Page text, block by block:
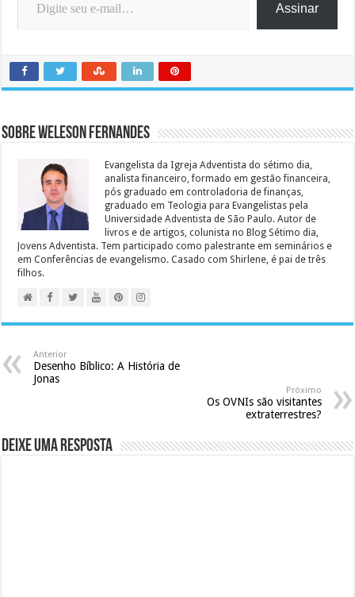
Assinar
Sobre Weleson Fernandes
Evangelista da Igreja Adventista do sétimo dia,
analista financeiro, formado em gestão financeira,
pós graduado em controladoria de finanças,
graduado em Teologia para Evangelistas pela
Universidade Adventista de São Paulo. Autor de
livros e de artigos, colunista no Blog Sétimo dia,
Jovens Adventista. Tem participado como palestrante em seminários e
em Conferências de evangelismo. Casado com Shirlene, é pai de três
filhos.
Anterior
Desenho Bíblico: A História de
Jonas
Próximo
Os OVNIs são visitantes
extraterrestres?
Deixe uma resposta